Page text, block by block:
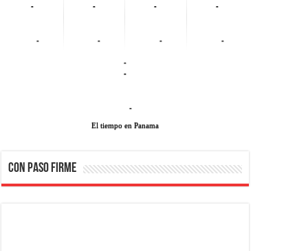
-
-
-
-
-
-
-
-
-
-
-
El tiempo en Panama
CON PASO FIRME